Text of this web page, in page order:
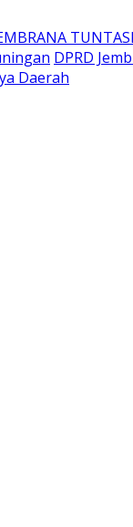
DPRD
Daerah